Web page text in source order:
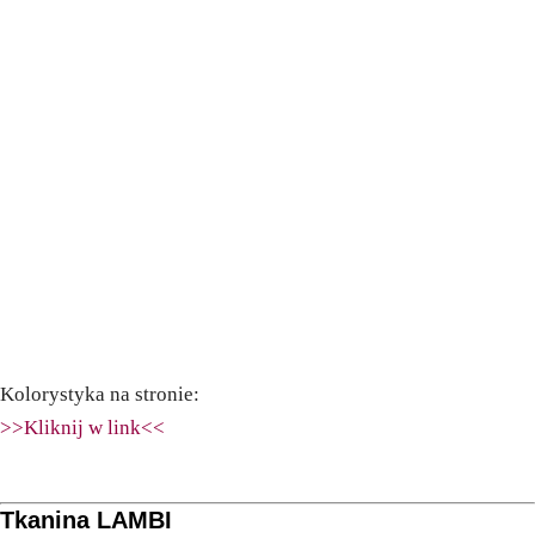
Kolorystyka na stronie:
>>Kliknij w link<<
Tkanina LAMBI